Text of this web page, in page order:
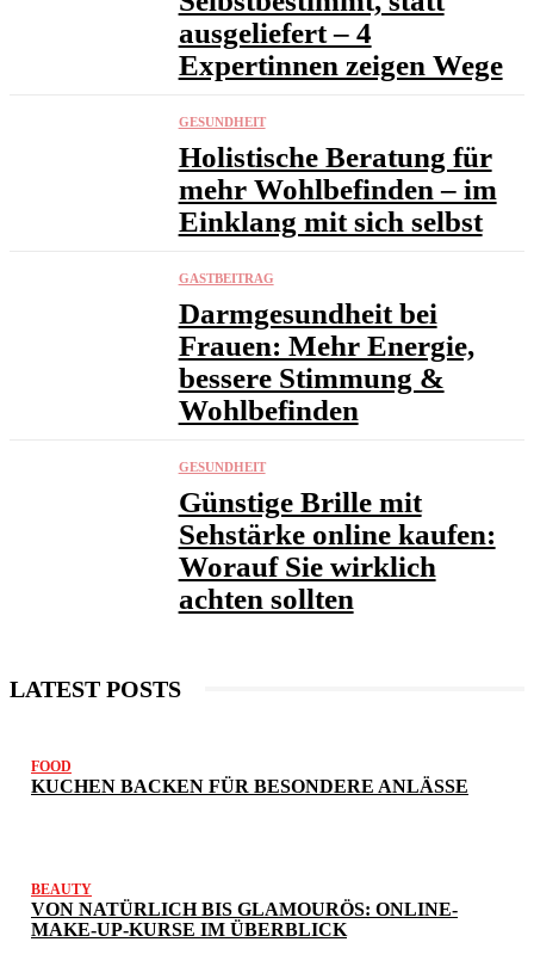
ausgeliefert – 4
Expertinnen zeigen Wege
GESUNDHEIT
Holistische Beratung für
mehr Wohlbefinden – im
Einklang mit sich selbst
GASTBEITRAG
Darmgesundheit bei
Frauen: Mehr Energie,
bessere Stimmung &
Wohlbefinden
GESUNDHEIT
Günstige Brille mit
Sehstärke online kaufen:
Worauf Sie wirklich
achten sollten
LATEST POSTS
FOOD
KUCHEN BACKEN FÜR BESONDERE ANLÄSSE
BEAUTY
VON NATÜRLICH BIS GLAMOURÖS: ONLINE-
MAKE-UP-KURSE IM ÜBERBLICK